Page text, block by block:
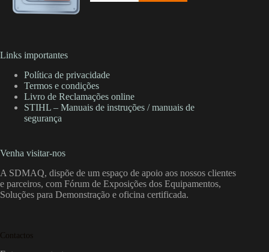
Links importantes
Política de privacidade
Termos e condições
Livro de Reclamações online
STIHL – Manuais de instruções / manuais de
segurança
Venha visitar-nos
A SDMAQ, dispõe de um espaço de apoio aos nossos clientes
e parceiros, com Fórum de Exposições dos Equipamentos,
Soluções para Demonstração e oficina certificada.
Contactos